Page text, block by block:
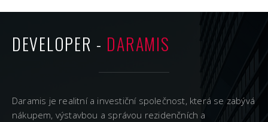
DEVELOPER - DARAMIS
Daramis je realitní a investiční společnost, která se zabývá
nákupem, výstavbou a správou rezidenčních a